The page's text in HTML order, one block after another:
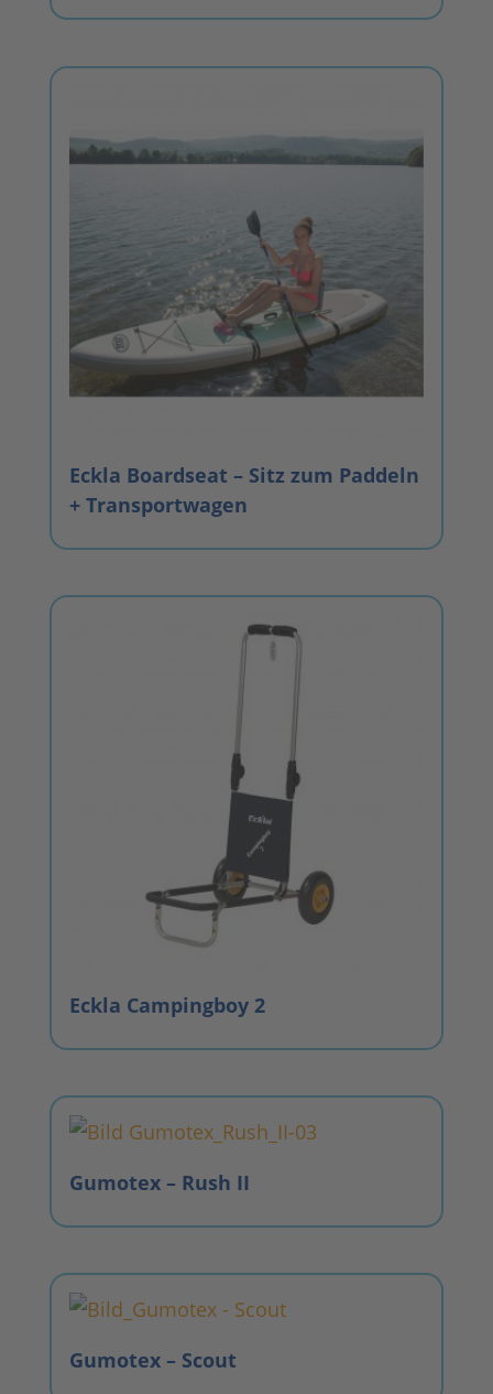
Eckla Boardseat – Sitz zum Paddeln
+ Transportwagen
Eckla Campingboy 2
Gumotex – Rush II
Gumotex – Scout